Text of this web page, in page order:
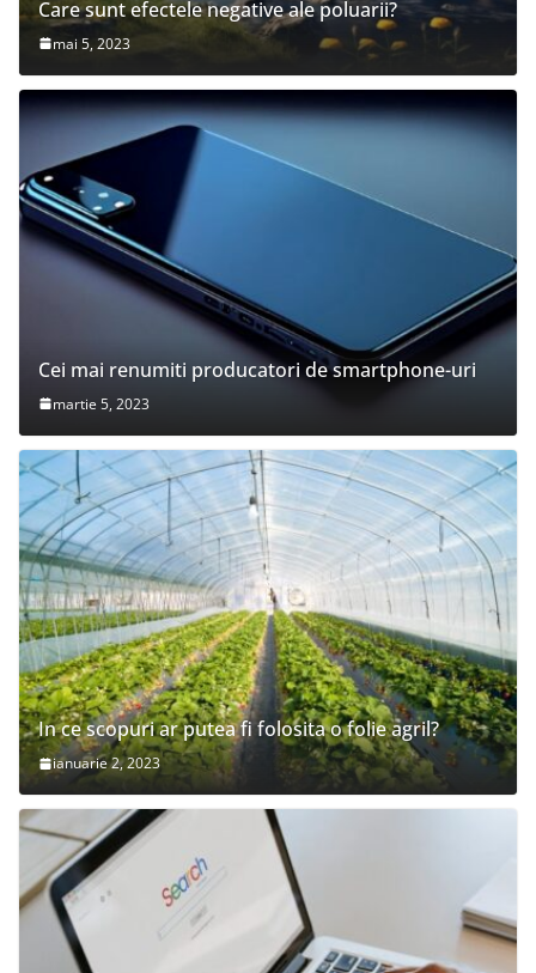
Care sunt efectele negative ale poluarii?
mai 5, 2023
Cei mai renumiti producatori de smartphone-uri
martie 5, 2023
In ce scopuri ar putea fi folosita o folie agril?
ianuarie 2, 2023